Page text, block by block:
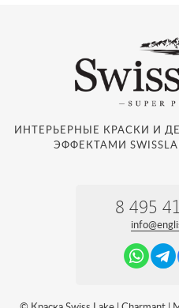
ИНТЕРЬЕРНЫЕ КРАСКИ И
ЭФФЕКТАМИ
8 495